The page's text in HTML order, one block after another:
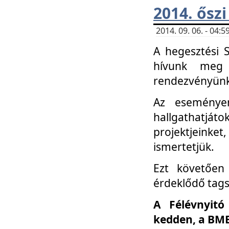
2014.
2014. 09. 06. -
A hegesztési
hívunk
Az
ismertetjük.
Ezt
érdeklődő
A
kedden, a